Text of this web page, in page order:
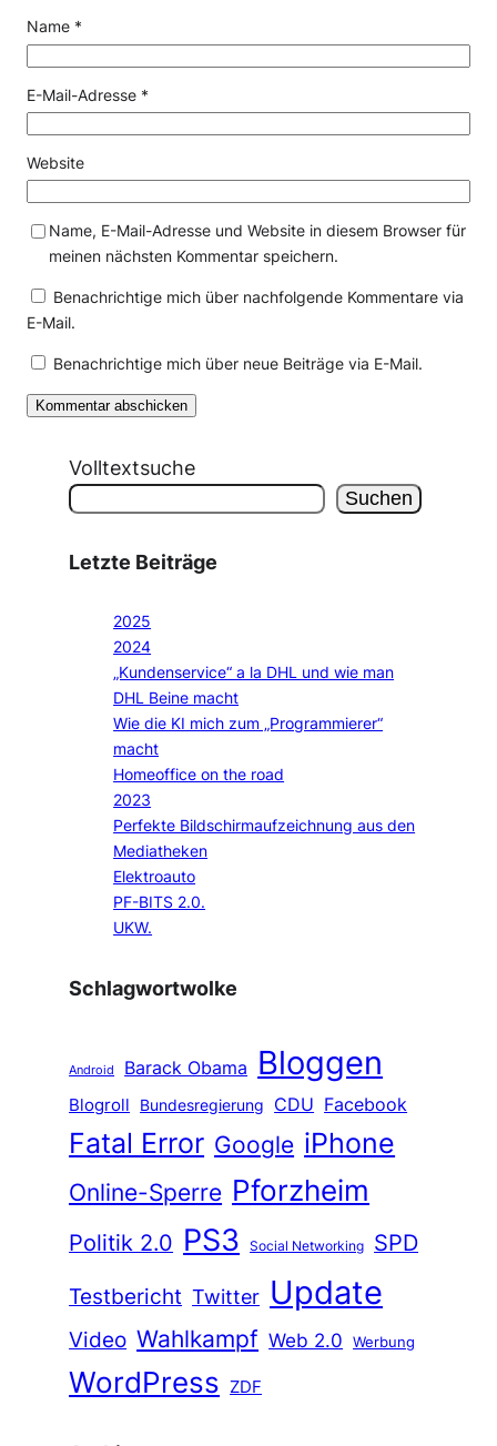
Name *
E-Mail-Adresse *
Website
Name, E-Mail-Adresse und Website in diesem Browser für
meinen nächsten Kommentar speichern.
Benachrichtige mich über nachfolgende Kommentare via
E-Mail.
Benachrichtige mich über neue Beiträge via E-Mail.
Volltextsuche
Suchen
Letzte Beiträge
2025
2024
„Kundenservice“ a la DHL und wie man
DHL Beine macht
Wie die KI mich zum „Programmierer“
macht
Homeoffice on the road
2023
Perfekte Bildschirmaufzeichnung aus den
Mediatheken
Elektroauto
PF-BITS 2.0.
UKW.
Schlagwortwolke
Android Barack Obama Bloggen
Blogroll Bundesregierung CDU Facebook
Fatal Error Google iPhone
Online-Sperre Pforzheim
Politik 2.0 PS3 Social Networking
SPD
Testbericht Twitter Update
Video Wahlkampf Web 2.0 Werbung
WordPress ZDF